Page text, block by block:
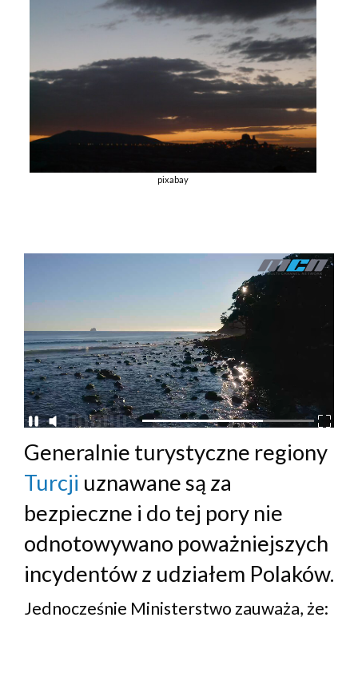
pixabay
Generalnie turystyczne regiony
Turcji uznawane są za
bezpieczne i do tej pory nie
odnotowywano poważniejszych
incydentów z udziałem Polaków.
Jednocześnie Ministerstwo zauważa, że: